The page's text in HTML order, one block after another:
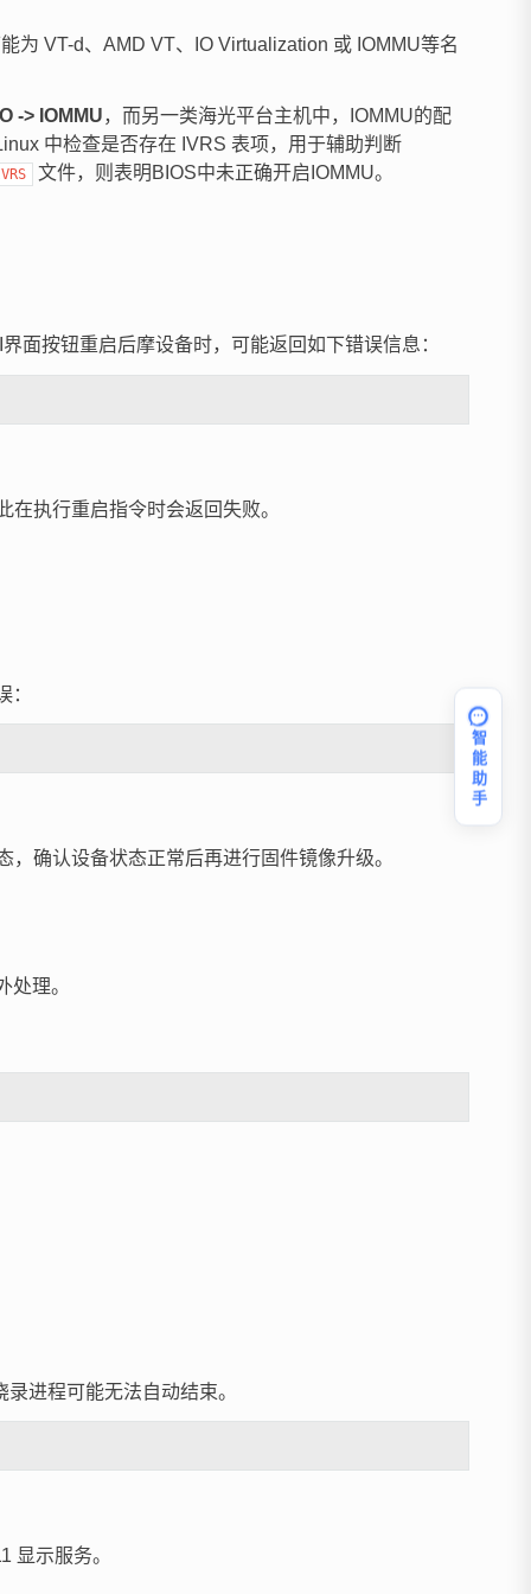
为 VT-d、AMD VT、IO Virtualization 或 IOMMU等名
-> IOMMU，而另一类海光平台主机中，IOMMU的配
中检查是否存在 IVRS 表项，用于辅助判断
文件，则表明BIOS中未正确开启IOMMU。
面按钮重启后摩设备时，可能返回如下错误信息：
执行重启指令时会返回失败。
确认设备状态正常后再进行固件镜像升级。
理。
进程可能无法自动结束。
显示服务。
智能助手